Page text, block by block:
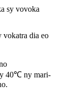
sy vovoka
vokatra dia eo
40℃ ny mari-